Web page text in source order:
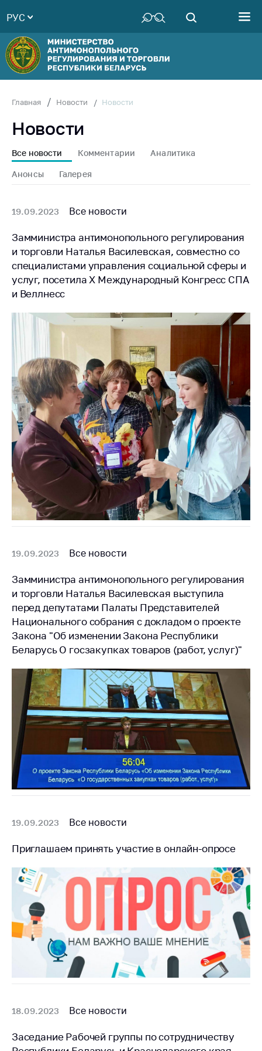
Руководство
Структура
Министерства
Территориальные
Законодательство
Антикоррупционная
деятельность
совет
Соискателям
Награждения
Белорусская
универсальная
товарная биржа
Общественная
жизнь
Идеологическая
работа
Официальные
геральдические
символы
5 лет МАРТ
Деятельность
Ценовая политика
Антимонопольное
регулирование и
конкуренция
контроль закупок
Защита прав
потребителей
Регулирование
рекламной
деятельности
Международное
сотрудничество
Применение мер
нетарифного
регулирования
Биржевая торговля
Выставочная
деятельность в
персональных
Новости
Обратиться в МАРТ
Личный прием
граждан и юр. лиц
Прямaя телефоннaя
линия
обращения
РУС
Главная Новости Новости
Новости
Все новости Комментарии Аналитика
Анонсы Галерея
19.09.2023 Все новости
Замминистра антимонопольного регулирования
и торговли Наталья Василевская, совместно со
специалистами управления социальной сферы и
услуг, посетила Х Международный Конгресс СПА
и Веллнесс
19.09.2023 Все новости
Замминистра антимонопольного регулирования
и торговли Наталья Василевская выступила
перед депутатами Палаты Представителей
Национального собрания с докладом о проекте
Закона "Об изменении Закона Республики
Беларусь О госзакупках товаров (работ, услуг)"
19.09.2023 Все новости
Приглашаем принять участие в онлайн-опросе
18.09.2023 Все новости
Заседание Рабочей группы по сотрудничеству